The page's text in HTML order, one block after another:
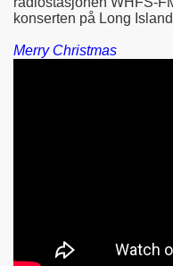
konserten på Long
Merry Christmas